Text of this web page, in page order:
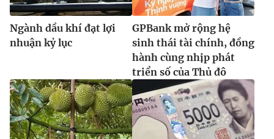
Ngành dầu khí đạt lợi
nhuận kỷ lục
GPBank mở rộng hệ
sinh thái tài chính, đồng
hành cùng nhịp phát
triển số của Thủ đô